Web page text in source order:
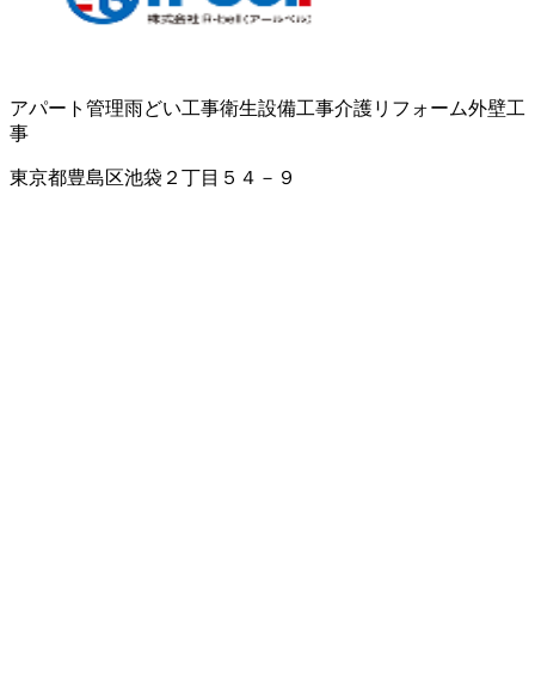
アパート管理雨どい工事衛生設備工事介護リフォーム外壁工
事
東京都豊島区池袋２丁目５４－９